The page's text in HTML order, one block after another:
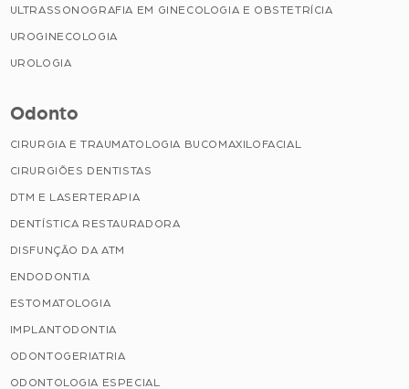
ULTRASSONOGRAFIA EM GINECOLOGIA E OBSTETRÍCIA
UROGINECOLOGIA
UROLOGIA
Odonto
CIRURGIA E TRAUMATOLOGIA BUCOMAXILOFACIAL
CIRURGIÕES DENTISTAS
DTM E LASERTERAPIA
DENTÍSTICA RESTAURADORA
DISFUNÇÃO DA ATM
ENDODONTIA
ESTOMATOLOGIA
IMPLANTODONTIA
ODONTOGERIATRIA
ODONTOLOGIA ESPECIAL